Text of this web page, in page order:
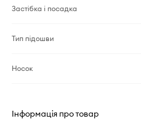
Застібка і посадка
Тип підошви
Носок
Інформація про товар